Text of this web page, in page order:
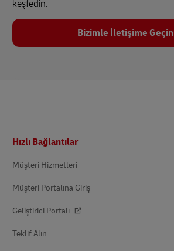
keşfedin.
Bizimle İletişime Geçin
Hızlı Bağlantılar
Müşteri Hizmetleri
Müşteri Portalına Giriş
Geliştirici Portalı
Teklif Alın